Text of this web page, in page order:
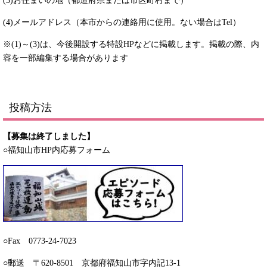
(4)メールアドレス（本市からの連絡用に使用。ない場合はTel）
※(1)～(3)は、今後開設する特設HPなどに掲載します。掲載の際、内
容を一部編集する場合があります
投稿方法
【募集は終了しました】
○福知山市HP内応募フォーム
○Fax 0773-24-7023
○郵送 〒620-8501 京都府福知山市字内記13-1